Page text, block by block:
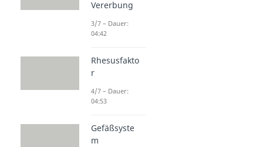
Vererbung
3/7 – Dauer:
04:42
Rhesusfakto
r
4/7 – Dauer:
04:53
Gefäßsyste
m